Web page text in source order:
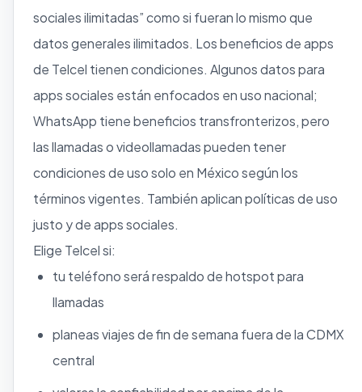
sociales ilimitadas” como si fueran lo mismo que
datos generales ilimitados. Los beneficios de apps
de Telcel tienen condiciones. Algunos datos para
apps sociales están enfocados en uso nacional;
WhatsApp tiene beneficios transfronterizos, pero
las llamadas o videollamadas pueden tener
condiciones de uso solo en México según los
términos vigentes. También aplican políticas de uso
justo y de apps sociales.
Elige Telcel si:
tu teléfono será respaldo de hotspot para
llamadas
planeas viajes de fin de semana fuera de la CDMX
central